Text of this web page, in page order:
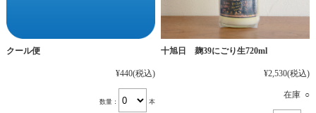
クール便
¥440(税込)
数量： 本
十旭日 麹39にごり生720ml
¥2,530(税込)
在庫 ○